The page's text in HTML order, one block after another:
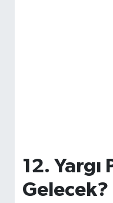
12.
Gelecek?